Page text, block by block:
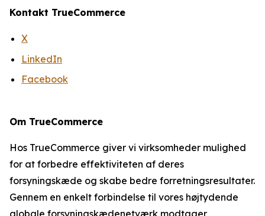
Kontakt TrueCommerce
X
LinkedIn
Facebook
Om TrueCommerce
Hos TrueCommerce giver vi virksomheder mulighed
for at forbedre effektiviteten af deres
forsyningskæde og skabe bedre forretningsresultater.
Gennem en enkelt forbindelse til vores højtydende